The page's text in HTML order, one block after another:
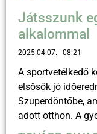
Játsszunk
alkalommal
2025.04.07. 08:21
A sportvetélkedő
elsősök jó
Szuperdöntőbe,
adott otthon. A